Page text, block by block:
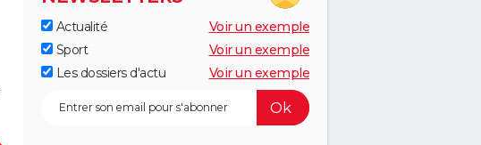
Actualité
Voir un exemple
Sport
Voir un exemple
Les dossiers d'actu
Voir un exemple